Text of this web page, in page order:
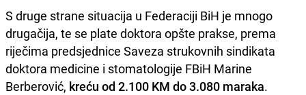
S druge strane situacija u Federaciji BiH je mnogo
drugačija, te se plate doktora opšte prakse, prema
riječima predsjednice Saveza strukovnih sindikata
doktora medicine i stomatologije FBiH Marine
Berberović, kreću od 2.100 KM do 3.080 maraka.